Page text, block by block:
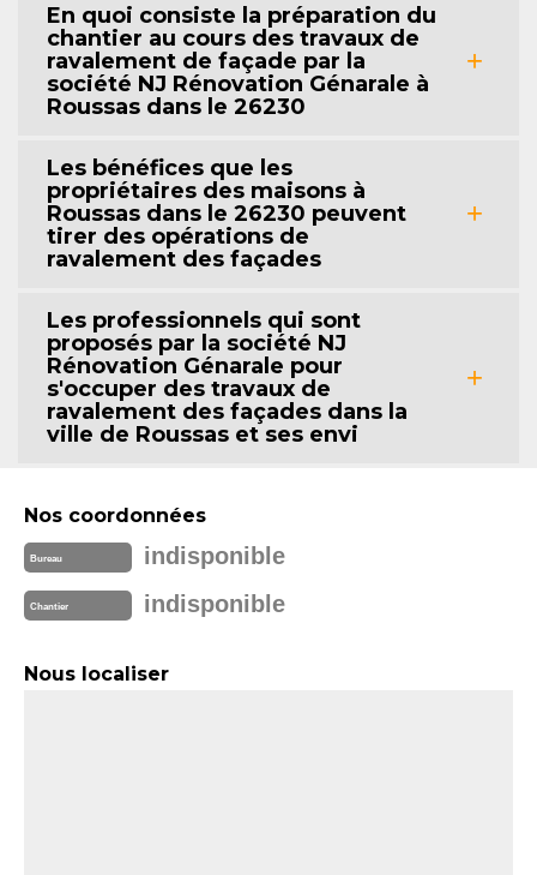
En quoi consiste la préparation du
chantier au cours des travaux de
ravalement de façade par la
société NJ Rénovation Génarale à
Roussas dans le 26230
Les bénéfices que les
propriétaires des maisons à
Roussas dans le 26230 peuvent
tirer des opérations de
ravalement des façades
Les professionnels qui sont
proposés par la société NJ
Rénovation Génarale pour
s'occuper des travaux de
ravalement des façades dans la
ville de Roussas et ses envi
Nos coordonnées
Bureau indisponible
Chantier indisponible
Nous localiser